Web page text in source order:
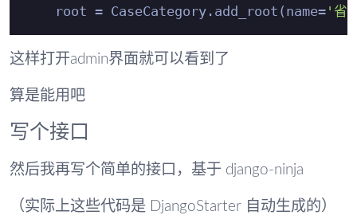
    root = CaseCategory.add_root(name=
'省
这样打开admin界面就可以看到了
算是能用吧
写个接口
然后我再写个简单的接口，基于 django-ninja
（实际上这些代码是 DjangoStarter 自动生成的）